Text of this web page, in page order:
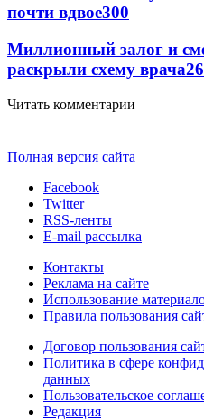
почти вдвое300
Миллионный залог и
раскрыли схему врача
Читать комментарии
Полная версия сайта
Facebook
Twitter
RSS-ленты
E-mail рассылка
Контакты
Реклама на сайте
Использование
Правила пользования
Договор пользования
Политика в сфере
данных
Пользовательское
Редакция